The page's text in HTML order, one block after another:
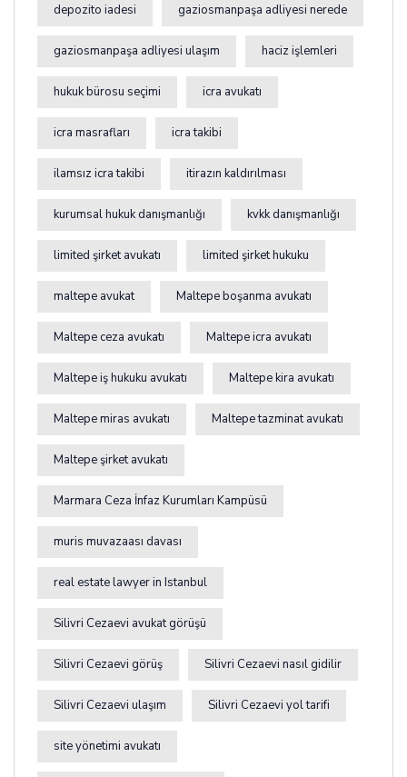
depozito iadesi gaziosmanpaşa adliyesi nerede
gaziosmanpaşa adliyesi ulaşım haciz işlemleri
hukuk bürosu seçimi icra avukatı
icra masrafları icra takibi
ilamsız icra takibi itirazın kaldırılması
kurumsal hukuk danışmanlığı kvkk danışmanlığı
limited şirket avukatı limited şirket hukuku
maltepe avukat Maltepe boşanma avukatı
Maltepe ceza avukatı Maltepe icra avukatı
Maltepe iş hukuku avukatı Maltepe kira avukatı
Maltepe miras avukatı Maltepe tazminat avukatı
Maltepe şirket avukatı
Marmara Ceza İnfaz Kurumları Kampüsü
muris muvazaası davası
real estate lawyer in Istanbul
Silivri Cezaevi avukat görüşü
Silivri Cezaevi görüş Silivri Cezaevi nasıl gidilir
Silivri Cezaevi ulaşım Silivri Cezaevi yol tarifi
site yönetimi avukatı